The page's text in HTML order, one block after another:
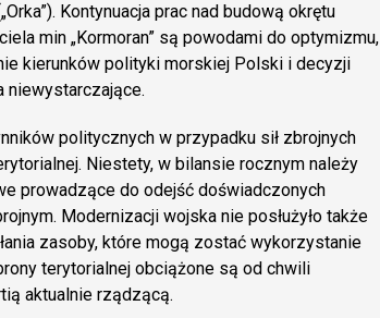
Kontynuacja prac nad budową okrętu
min „Kormoran” są powodami do optymizmu,
kierunków polityki morskiej Polski i decyzji
niewystarczające.
politycznych w przypadku sił zbrojnych
Niestety, w bilansie rocznym należy
prowadzące do odejść doświadczonych
Modernizacji wojska nie posłużyło także
zasoby, które mogą zostać wykorzystanie
terytorialnej obciążone są od chwili
aktualnie rządzącą.